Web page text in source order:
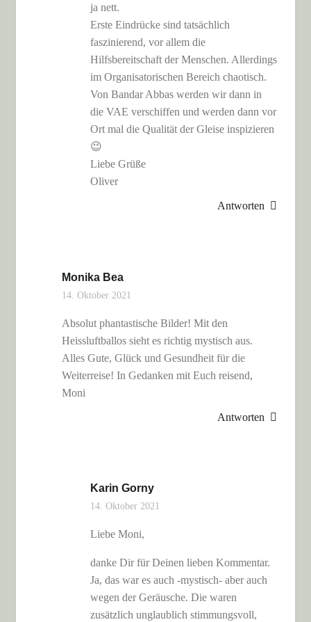
ja nett.
Erste Eindrücke sind tatsächlich
faszinierend, vor allem die
Hilfsbereitschaft der Menschen. Allerdings
im Organisatorischen Bereich chaotisch.
Von Bandar Abbas werden wir dann in
die VAE verschiffen und werden dann vor
Ort mal die Qualität der Gleise inspizieren
😉
Liebe Grüße
Oliver
Antworten
Monika Bea
14. Oktober 2021
Absolut phantastische Bilder! Mit den
Heissluftballos sieht es richtig mystisch aus.
Alles Gute, Glück und Gesundheit für die
Weiterreise! In Gedanken mit Euch reisend,
Moni
Antworten
Karin Gorny
14. Oktober 2021
Liebe Moni,
danke Dir für Deinen lieben Kommentar.
Ja, das war es auch -mystisch- aber auch
wegen der Geräusche. Die waren
zusätzlich unglaublich stimmungsvoll,